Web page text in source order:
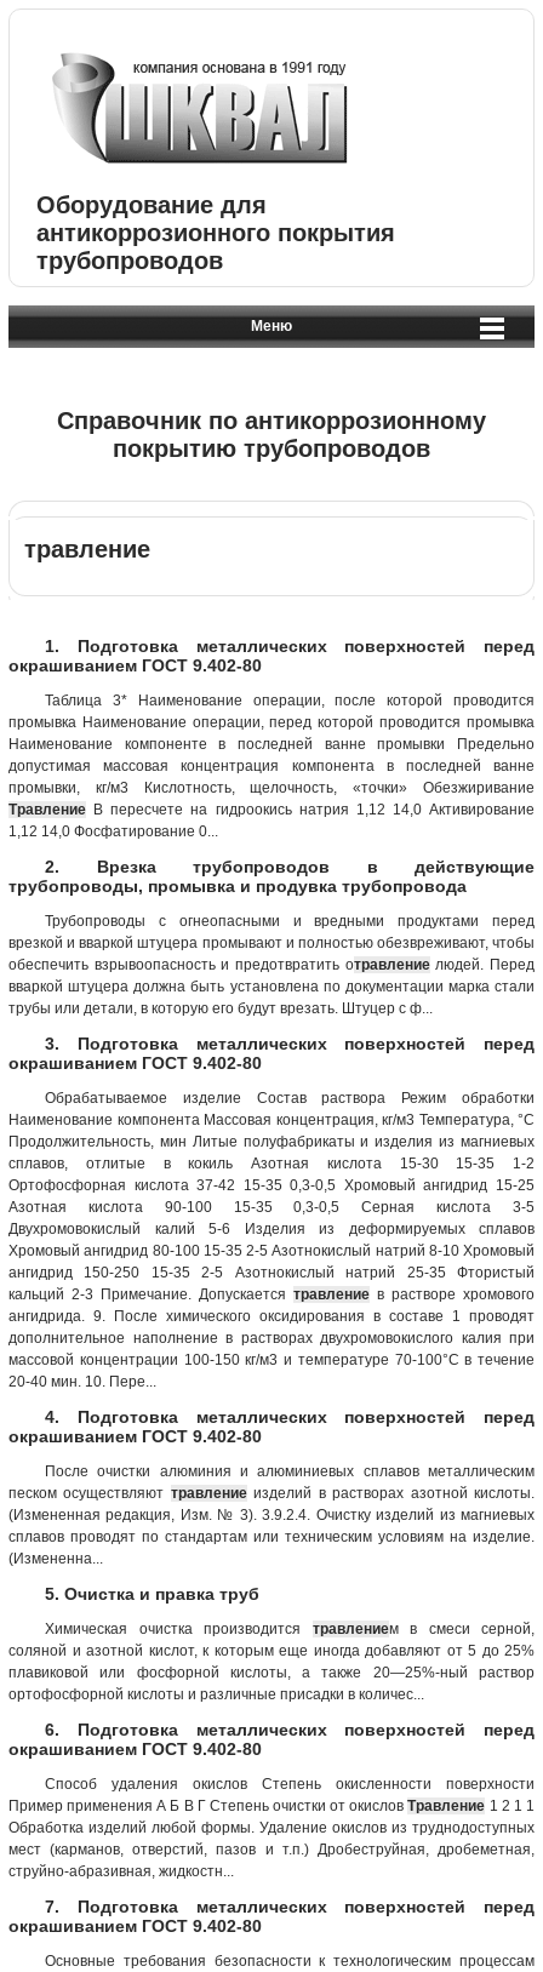
Оборудование для
антикоррозионного покрытия
трубопроводов
Меню
Справочник по антикоррозионному
покрытию трубопроводов
травление
1. Подготовка металлических поверхностей перед
окрашиванием ГОСТ 9.402-80
Таблица 3* Наименование операции, после которой проводится
промывка Наименование операции, перед которой проводится промывка
Наименование компоненте в последней ванне промывки Предельно
допустимая массовая концентрация компонента в последней ванне
промывки, кг/м3 Кислотность, щелочность, «точки» Обезжиривание
Травление В пересчете на гидроокись натрия 1,12 14,0 Активирование
1,12 14,0 Фосфатирование 0...
2. Врезка трубопроводов в действующие
трубопроводы, промывка и продувка трубопровода
Трубопроводы с огнеопасными и вредными продуктами перед
врезкой и вваркой штуцера промывают и полностью обезвреживают, чтобы
обеспечить взрывоопасность и предотвратить отравлениелюдей. Перед
вваркой штуцера должна быть установлена по документации марка стали
трубы или детали, в которую его будут врезать. Штуцер с ф...
3. Подготовка металлических поверхностей перед
окрашиванием ГОСТ 9.402-80
Обрабатываемое изделие Состав раствора Режим обработки
Наименование компонента Массовая концентрация, кг/м3 Температура, °С
Продолжительность, мин Литые полуфабрикаты и изделия из магниевых
сплавов, отлитые в кокиль Азотная кислота 15-30 15-35 1-2
Ортофосфорная кислота 37-42 15-35 0,3-0,5 Хромовый ангидрид 15-25
Азотная кислота 90-100 15-35 0,3-0,5 Серная кислота 3-5
Двухромовокислый калий 5-6 Изделия из деформируемых сплавов
Хромовый ангидрид 80-100 15-35 2-5 Азотнокислый натрий 8-10 Хромовый
ангидрид 150-250 15-35 2-5 Азотнокислый натрий 25-35 Фтористый
кальций 2-3 Примечание. Допускается травление в растворе хромового
ангидрида. 9. После химического оксидирования в составе 1 проводят
дополнительное наполнение в растворах двухромовокислого калия при
массовой концентрации 100-150 кг/м3 и температуре 70-100°С в течение
20-40 мин. 10. Пере...
4. Подготовка металлических поверхностей перед
окрашиванием ГОСТ 9.402-80
После очистки алюминия и алюминиевых сплавов металлическим
песком осуществляют травлениеизделий в растворах азотной кислоты.
(Измененная редакция, Изм. № 3). 3.9.2.4. Очистку изделий из магниевых
сплавов проводят по стандартам или техническим условиям на изделие.
(Измененна...
5. Очистка и правка труб
Химическая очистка производится травлением в смеси серной,
соляной и азотной кислот, к которым еще иногда добавляют от 5 до 25%
плавиковой или фосфорной кислоты, а также 20—25%-ный раствор
ортофосфорной кислоты и различные присадки в количес...
6. Подготовка металлических поверхностей перед
окрашиванием ГОСТ 9.402-80
Способ удаления окислов Степень окисленности поверхности
Пример применения А Б В Г Степень очистки от окисловТравление 1 2 1 1
Обработка изделий любой формы. Удаление окислов из труднодоступных
мест (карманов, отверстий, пазов и т.п.) Дробеструйная, дробеметная,
струйно-абразивная, жидкостн...
7. Подготовка металлических поверхностей перед
окрашиванием ГОСТ 9.402-80
Основные требования безопасности к технологическим процессам